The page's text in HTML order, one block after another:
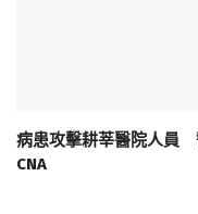
病患攻擊耕莘醫院人員
CNA